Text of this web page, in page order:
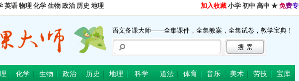
英语 物理 化学 生物 政治 历史 地理 加入收藏 小学 初中 高中 ★ 免费专
语文备课大师——全集课件，全集教案，全集试卷，教学宝典！
化学 生物 政治 历史 地理 科学 道法 体育 音乐 美术 劳技 宝库